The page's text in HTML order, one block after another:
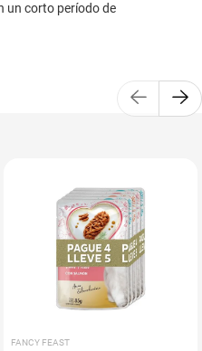
un corto período de
FANCY FEAST